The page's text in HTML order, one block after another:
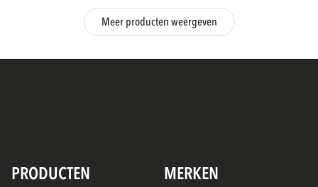
Meer producten weergeven
PRODUCTEN MERKEN